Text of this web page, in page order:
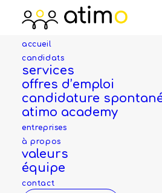
accueil
candidats
services
offres d’emploi
candidature
atimo academy
entreprises
à propos
valeurs
équipe
contact
maintenance
(H/F/X)
Entreprise